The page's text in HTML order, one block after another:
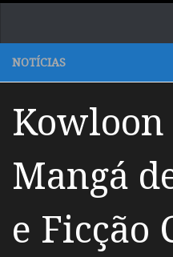
NOTÍCIAS
Kowloon
Mangá
e Ficção